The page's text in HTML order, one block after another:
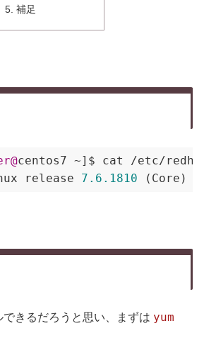
補足
centos7 ~]$ cat /etc/
release 7.6 .1810 (Core)
できるだろうと思い、まずは yum